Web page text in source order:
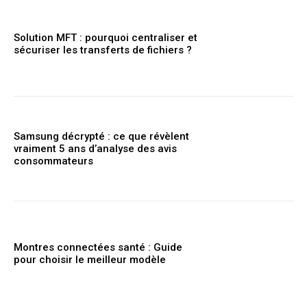
Solution MFT : pourquoi centraliser et
sécuriser les transferts de fichiers ?
Samsung décrypté : ce que révèlent
vraiment 5 ans d’analyse des avis
consommateurs
Montres connectées santé : Guide
pour choisir le meilleur modèle